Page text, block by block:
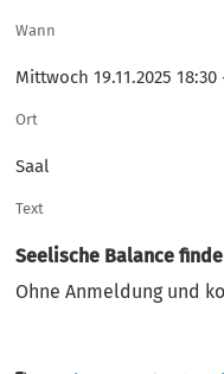
Wann
Mittwoch 19.11.2025 18:30
Ort
Saal
Text
Seelische Balance
Ohne Anmeldung und